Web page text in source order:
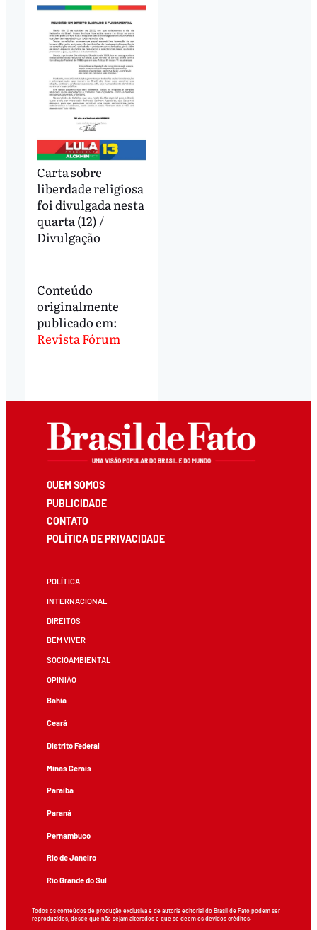
Carta sobre
liberdade religiosa
foi divulgada nesta
quarta (12) /
Divulgação
Conteúdo
originalmente
publicado em:
Revista Fórum
QUEM SOMOS
PUBLICIDADE
CONTATO
POLÍTICA DE PRIVACIDADE
POLÍTICA
INTERNACIONAL
DIREITOS
BEM VIVER
SOCIOAMBIENTAL
OPINIÃO
Bahia
Ceará
Distrito Federal
Minas Gerais
Paraíba
Paraná
Pernambuco
Rio de Janeiro
Rio Grande do Sul
Todos os conteúdos de produção exclusiva e de autoria editorial do Brasil de Fato podem ser
reproduzidos, desde que não sejam alterados e que se deem os devidos créditos.